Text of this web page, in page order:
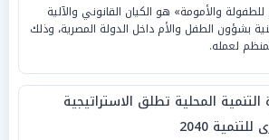
والأمومة» هو الكيان القانوني والآلية
بشؤون الطفل والأم داخل الدولة المصرية، وذلك
لعمله.
التنمية المحلية تطلق الاستراتيجية
2040